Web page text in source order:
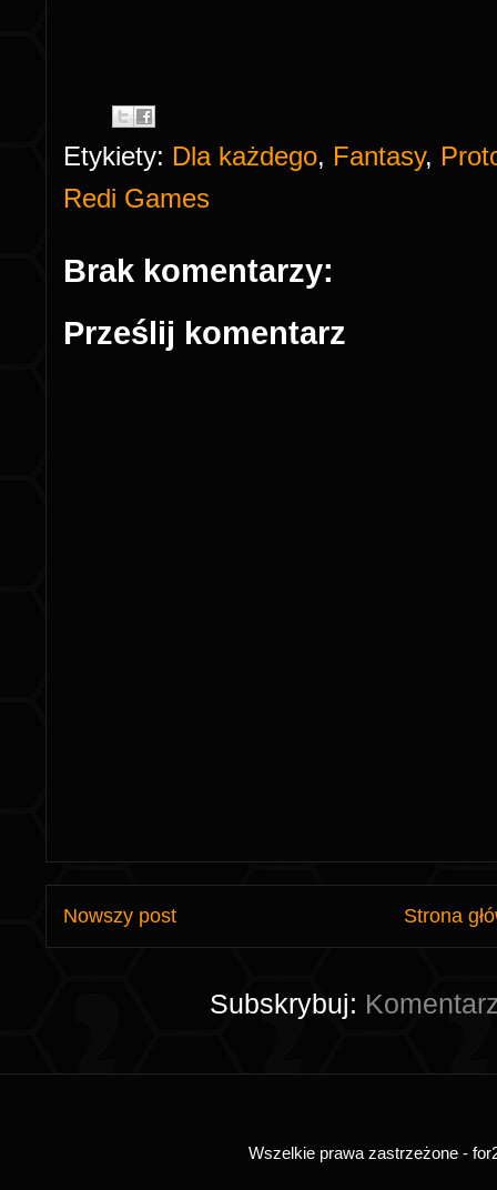
Etykiety: Dla każdego, Fantasy,
Redi Games
Brak komentarzy:
Prześlij komentarz
Nowszy post Strona
Subskrybuj:
Wszelkie prawa zastrzeżone -